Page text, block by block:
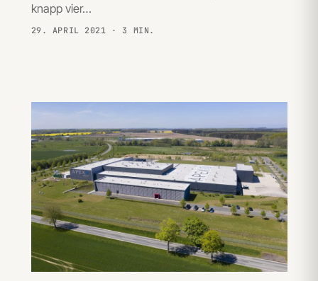
knapp vier…
29. APRIL 2021 · 3 MIN.